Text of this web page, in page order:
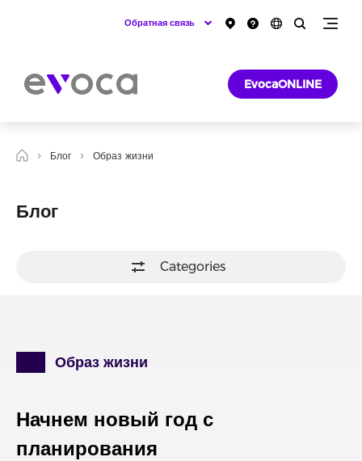
Обратная связь
EvocaONLINE
Блог Образ жизни
Блог
Categories
Образ жизни
Начнем новый год с
планирования